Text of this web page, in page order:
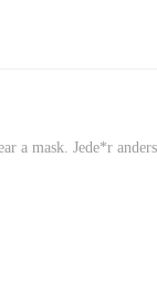
a mask. Jede*r